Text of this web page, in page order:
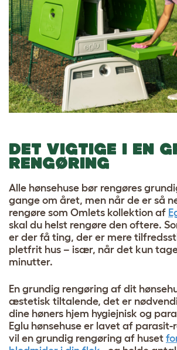
DET VIGTIGE I EN
RENGØRING
Alle hønsehuse bør rengøres
gange om året, men når de er så
rengøre som Omlets kollektion af
skal du helst rengøre den oftere.
er der få ting, der er mere
pletfrit hus – især, når det kun
minutter.
En grundig rengøring af dit
æstetisk tiltalende, det er
dine høners hjem hygiejnisk og
Eglu hønsehuse er lavet af
vil en grundig rengøring af huset